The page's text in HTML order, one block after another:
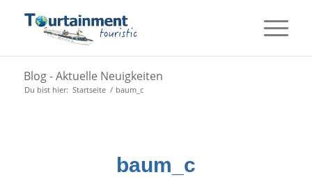
Blog - Aktuelle Neuigkeiten
Du bist hier: Startseite / baum_c
baum_c